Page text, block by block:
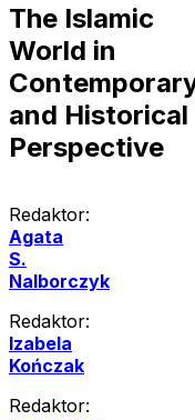
The Islamic
World in
and Historical
Perspective
Redaktor:
Agata
S.
Nalborczyk
Redaktor:
Izabela
Kończak
Redaktor: